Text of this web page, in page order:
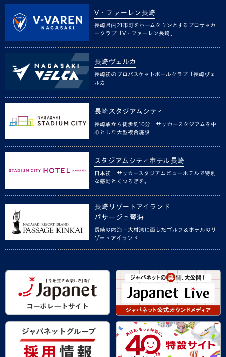
V・ファーレン長崎
長崎県内21市町をホームタウンとするプロサッカ
ークラブ「V・ファーレン長崎」
長崎ヴェルカ
長崎初のプロバスケットボールクラブ「長崎ヴェ
ルカ」
長崎スタジアムシティ
長崎駅から徒歩約10分！サッカースタジアムを中
心とした大型複合施設
スタジアムシティホテル長崎
日本初！サッカースタジアムビューホテルで特別
な感動とくつろぎを。
長崎リゾートアイランド
パサージュ琴海
長崎の内海・大村湾に面したゴルフ＆ホテルのリ
ゾートアイランド